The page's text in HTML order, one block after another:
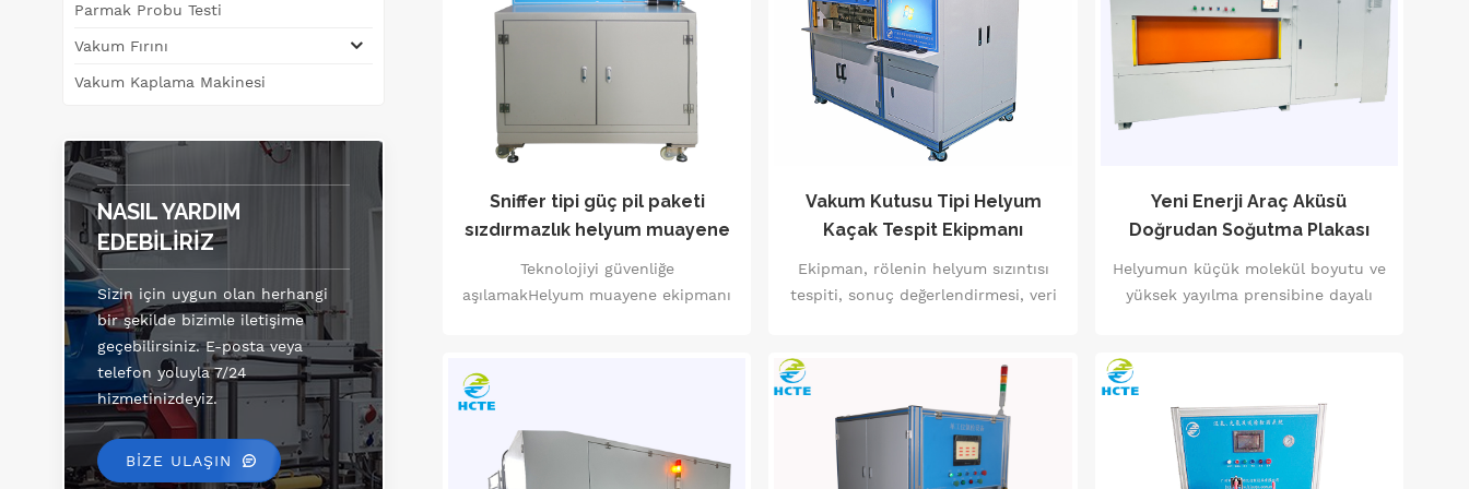
helps manufacturers improve
product quality while increasing
production efficiency.
kalkanı" gibidir.
bileşenler için özel olarak
tasarlanmıştır, bu da sızıntı tespit
doğruluğunu ve verimliliğini yeni bir
seviyeye getirir.
Sniffer tipi güç pil paketi
sızdırmazlık helyum muayene
ekipmanı hj181
Teknolojiyi güvenliğe
aşılamakHelyum muayene ekipmanı
değil, aynı zamanda kullanıcının
taşıdığının farkındadır. HJ181 Emme
Tabancası Helyum Muayene
Ekipmanı, yeni enerji araç pil
Vakum Kutusu Tipi Helyum
Kaçak Tespit Ekipmanı
Ekipman, rölenin helyum sızıntısı
tespiti, sonuç değerlendirmesi, veri
Yeni Enerji Araç Aküsü
Doğrudan Soğutma Plakası
Helyum Muayene Makinesi
Helyumun küçük molekül boyutu ve
yüksek yayılma prensibine dayalı
diğer bileşenlerinin sızdırmazlık
performansını tespit etmek için
kullanılır.
Parmak Probu Testi
Vakum Fırını
Vakum Kaplama Makinesi
NASIL YARDIM
EDEBILIRIZ
Sizin için uygun olan herhangi
bir şekilde bizimle iletişime
geçebilirsiniz. E-posta veya
telefon yoluyla 7/24
hizmetinizdeyiz.
BİZE ULAŞIN